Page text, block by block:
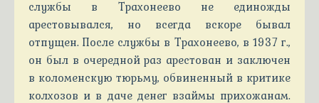
службы в Трахонеево не единожды
арестовывался, но всегда вскоре бывал
отпущен. После службы в Трахонеево, в 1937 г.,
он был в очередной раз арестован и заключен
в коломенскую тюрьму, обвиненный в критике
колхозов и в даче денег взаймы прихожанам.